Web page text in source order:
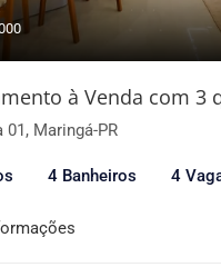
à Venda com 3
01, Maringá-PR
4 Banheiros 4